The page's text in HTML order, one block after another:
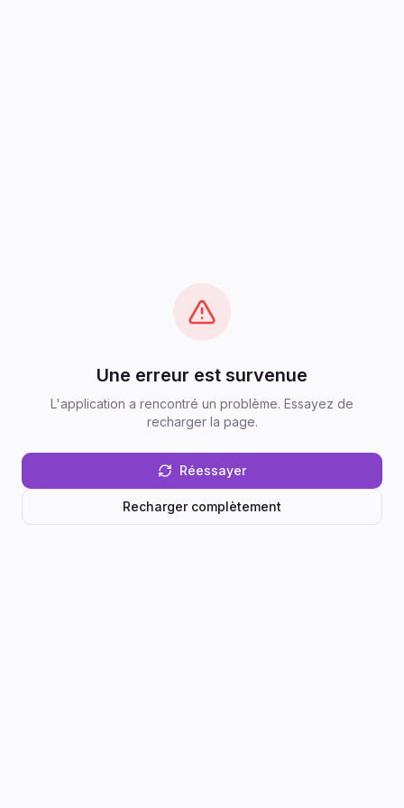
Une erreur est survenue
L'application a rencontré un problème. Essayez de
recharger la page.
Réessayer
Recharger complètement